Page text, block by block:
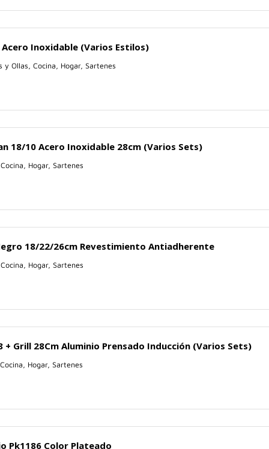
Inoxidable (Varios Estilos)
y Ollas Cocina Hogar, Sartenes
18/10 Acero Inoxidable 28cm (Varios Sets)
Cocina Hogar, Sartenes
18/22/26cm Revestimiento Antiadherente
Cocina Hogar, Sartenes
Grill 28Cm Aluminio Prensado Inducción (Varios Sets)
Cocina Hogar, Sartenes
Pk1186 Color Plateado